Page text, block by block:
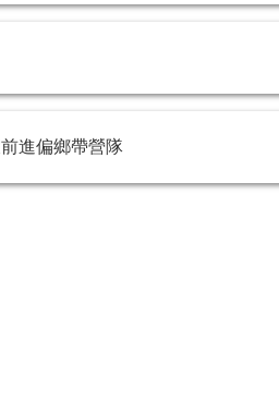
進偏鄉帶營隊